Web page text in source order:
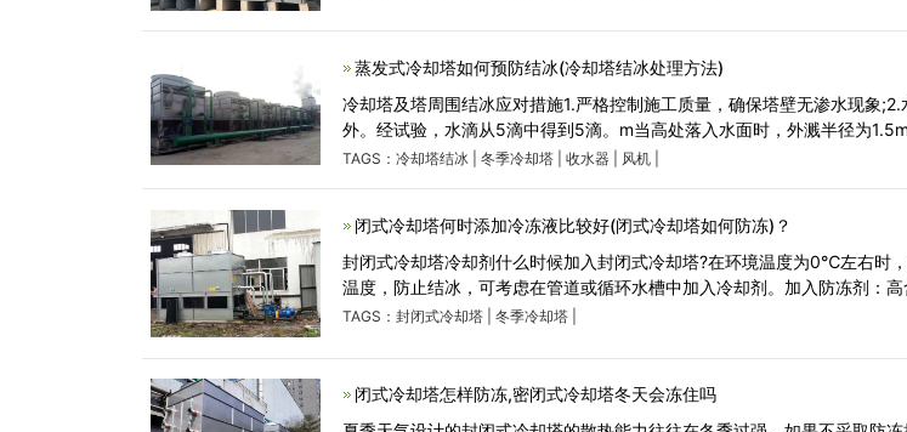
蒸发式冷却塔如何预防结冰(冷却塔结冰处理方法)
冷却塔及塔周围结冰应对措施1.严格控制施工质量，确保塔壁无渗水现象
外。经试验，水滴从5滴中得到5滴。m当高处落入水面时，外溅半径为
TAGS： 冷却塔结冰 冬季冷却塔 收水器 风机
闭式冷却塔何时添加冷冻液比较好(闭式冷却塔如何防冻)？
封闭式冷却塔冷却剂什么时候加入封闭式冷却塔?在环境温度为0℃左右时
温度，防止结冰，可考虑在管道或循环水槽中加入冷却剂。加入防冻剂：
TAGS： 封闭式冷却塔 冬季冷却塔
闭式冷却塔怎样防冻,密闭式冷却塔冬天会冻住吗